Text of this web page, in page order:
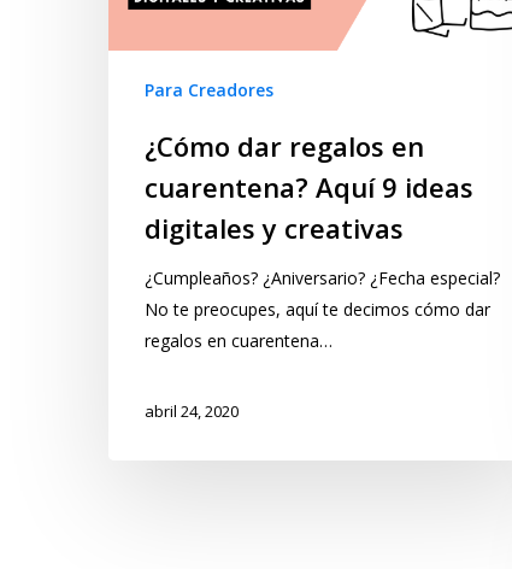
Para Creadores
¿Cómo dar regalos en
cuarentena? Aquí 9 ideas
digitales y creativas
¿Cumpleaños? ¿Aniversario? ¿Fecha especial?
No te preocupes, aquí te decimos cómo dar
regalos en cuarentena…
abril 24, 2020